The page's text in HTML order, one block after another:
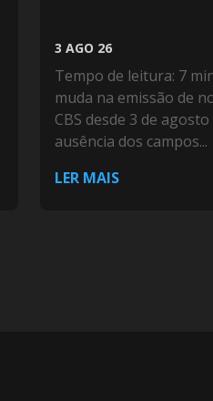
3 AGO 26
Tempo de leitura: 7
muda na emissão de
CBS desde 3 de
ausência dos campos...
LER MAIS